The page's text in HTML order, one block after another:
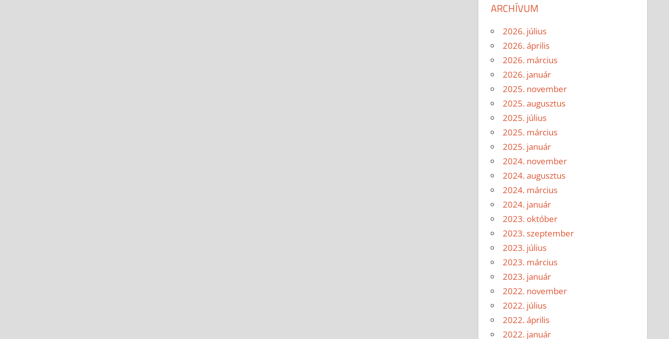
ARCHÍVUM
2026. július
2026. április
2026. március
2026. január
2025. november
2025. augusztus
2025. július
2025. március
2025. január
2024. november
2024. augusztus
2024. március
2024. január
2023. október
2023. szeptember
2023. július
2023. március
2023. január
2022. november
2022. július
2022. április
2022. január